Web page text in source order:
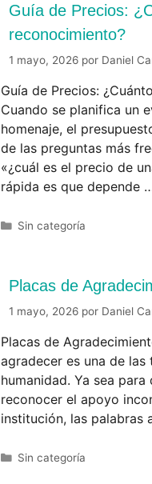
Guía de Precios:
reconocimiento?
1 mayo, 2026 por Daniel
Guía de Precios:
Cuando se planifica un
homenaje, el
de las preguntas más
«¿cuál es el precio de
rápida es que depende
Sin categoría
Placas de
1 mayo, 2026 por Daniel
Placas de
agradecer es una de
humanidad. Ya sea
reconocer el apoyo
institución, las palabras
Sin categoría